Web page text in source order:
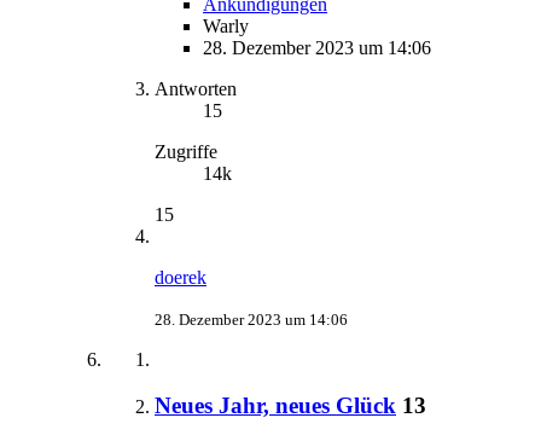
Warly
28. Dezember 2023 um 14:06
Antworten
15
Zugriffe
14k
15
doerek
28. Dezember 2023 um 14:06
Neues Jahr, neues Glück 13